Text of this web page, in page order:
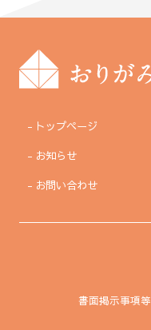
トップページ
お知らせ
お問い合わせ
書面掲示事項等